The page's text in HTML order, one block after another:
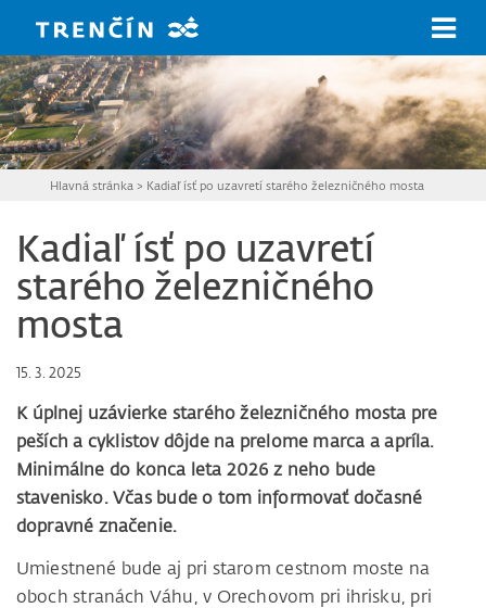
Hlavná stránka > Kadiaľ ísť po uzavretí starého železničného mosta
Kadiaľ ísť po uzavretí
starého železničného
mosta
15. 3. 2025
K úplnej uzávierke starého železničného mosta pre
peších a cyklistov dôjde na prelome marca a apríla.
Minimálne do konca leta 2026 z neho bude
stavenisko. Včas bude o tom informovať dočasné
dopravné značenie.
Umiestnené bude aj pri starom cestnom moste na
oboch stranách Váhu, v Orechovom pri ihrisku, pri